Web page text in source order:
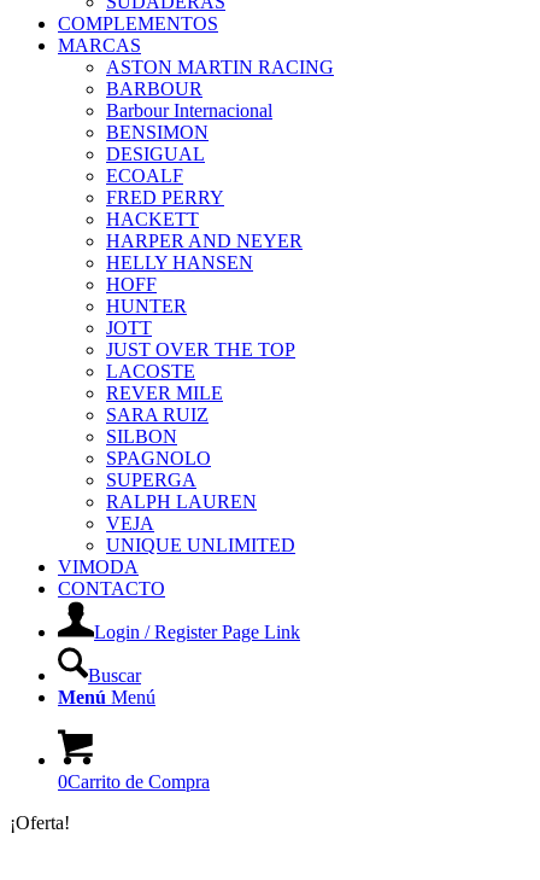
COMPLEMENTOS
MARCAS
ASTON MARTIN RACING
BARBOUR
Barbour Internacional
BENSIMON
DESIGUAL
ECOALF
FRED PERRY
HACKETT
HARPER AND NEYER
HELLY HANSEN
HOFF
HUNTER
JOTT
JUST OVER THE TOP
LACOSTE
REVER MILE
SARA RUIZ
SILBON
SPAGNOLO
SUPERGA
RALPH LAUREN
VEJA
UNIQUE UNLIMITED
VIMODA
CONTACTO
Login / Register Page Link
Buscar
Menú Menú
0Carrito de Compra
¡Oferta!